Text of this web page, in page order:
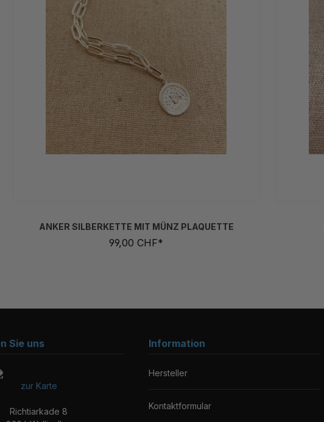
ANKER SILBERKETTE MIT MÜNZ PLAQUETTE
99,00 CHF*
Sie uns
zur Karte
Richtiarkade 8
Information
Hersteller
Kontaktformular